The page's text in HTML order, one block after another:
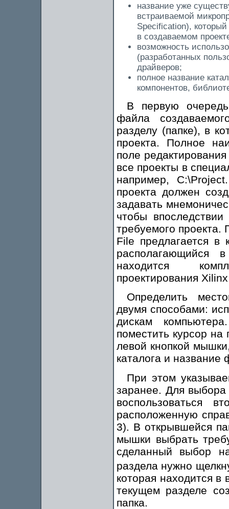
название уже
встраиваемой
Specification),
в создаваемом
возможность
(разработанных
драйверов;
полное название
компонентов,
В первую очередь
файла
разделу (папке), в
проекта. Полное
поле
все проекты в
например,
проекта должен
задавать
чтобы
требуемого
File предлагается в
располагающийся
находится
проектирования
Определить
двумя способами:
дискам
поместить курсор
левой кнопкой
каталога и название
При этом
заранее. Для выбора
воспользоваться
расположенную
3). В открывшейся
мышки выбрать
сделанный выбор
раздела нужно
которая находится в
текущем разделе
папка.